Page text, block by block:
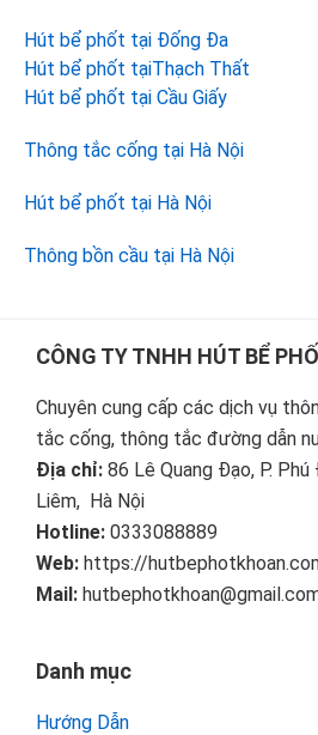
Hút bể phốt tại Đống Đa
Hút bể phốt tạiThạch Thất
Hút bể phốt tại Cầu Giấy
Thông tắc cống tại Hà Nội
Hút bể phốt tại Hà Nội
Thông bồn cầu tại Hà Nội
Footer
CÔNG TY TNHH HÚT BỂ
Chuyên cung cấp các dịch vụ
tắc cống, thông tắc đường dẫn
Địa chỉ: 86 Lê Quang Đạo, P.
Liêm, Hà Nội
Hotline: 0333088889
Web: https://
Mail:
Danh mục
Hướng Dẫn